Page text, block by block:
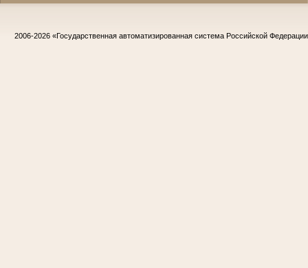
2006-2026 «Государственная автоматизированная система Российской